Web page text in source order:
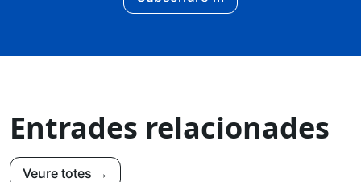
Entrades relacionades
Veure totes →